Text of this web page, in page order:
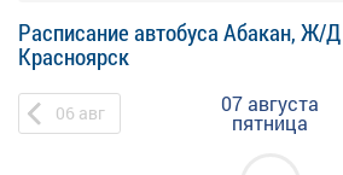
Расписание автобуса Абакан, Ж/
Красноярск
06 авг 07 августа
пятница